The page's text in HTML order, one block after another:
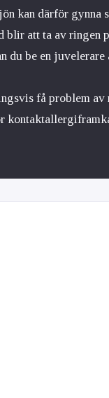
kan därför gynna
att ta av ringen
du be en
få problem av